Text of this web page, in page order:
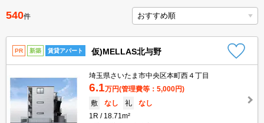
540件
PR 新築 賃貸アパート 仮)MELLAS北与野
埼玉県さいたま市中央区本町西４丁目
6.1万円(管理費等：5,000円)
敷
なし 礼
なし
1R
18.71m²